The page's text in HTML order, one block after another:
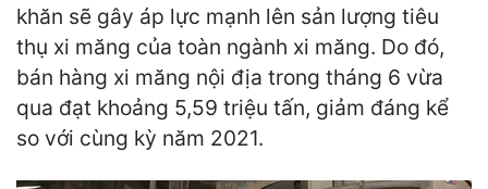
khăn sẽ gây áp lực mạnh lên sản lượng tiêu
thụ xi măng của toàn ngành xi măng. Do đó,
bán hàng xi măng nội địa trong tháng 6 vừa
qua đạt khoảng 5,59 triệu tấn, giảm đáng kể
so với cùng kỳ năm 2021.